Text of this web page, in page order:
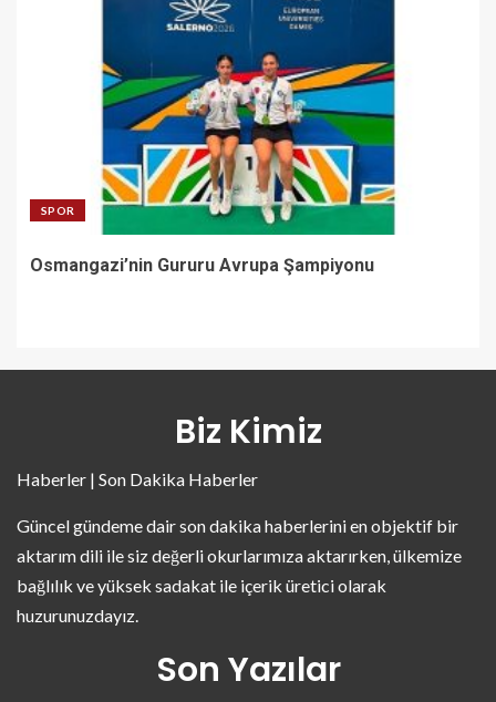
SPOR
Osmangazi’nin Gururu Avrupa Şampiyonu
Biz Kimiz
Haberler | Son Dakika Haberler
Güncel gündeme dair son dakika haberlerini en objektif bir
aktarım dili ile siz değerli okurlarımıza aktarırken, ülkemize
bağlılık ve yüksek sadakat ile içerik üretici olarak
huzurunuzdayız.
Son Yazılar